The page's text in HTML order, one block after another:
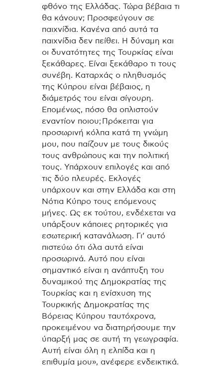
φθόνο της Ελλάδας. Τώρα βέβαια τι
θα κάνουν; Προσφεύγουν σε
παιχνίδια. Κανένα από αυτά τα
παιχνίδια δεν πείθει. Η δύναμη και
οι δυνατότητες της Τουρκίας είναι
ξεκάθαρες. Είναι ξεκάθαρο τι τους
συνέβη. Καταρχάς ο πληθυσμός
της Κύπρου είναι βέβαιος, η
διάμετρός του είναι σίγουρη.
Επομένως, πόσο θα οπλιστούν
εναντίον ποιου; Πρόκειται για
προσωρινή κόλπα κατά τη γνώμη
μου, που παίζουν με τους δικούς
τους ανθρώπους και την πολιτική
τους. Υπάρχουν επιλογές και από
τις δύο πλευρές. Εκλογές
υπάρχουν και στην Ελλάδα και στη
Νότια Κύπρο τους επόμενους
μήνες. Ως εκ τούτου, ενδέχεται να
υπάρξουν κάποιες ρητορικές για
εσωτερική κατανάλωση. Γι’ αυτό
πιστεύω ότι όλα αυτά είναι
προσωρινά. Αυτό που είναι
σημαντικό είναι η ανάπτυξη του
δυναμικού της Δημοκρατίας της
Τουρκίας και η ενίσχυση της
Τουρκικής Δημοκρατίας της
Βόρειας Κύπρου ταυτόχρονα,
προκειμένου να διατηρήσουμε την
ύπαρξή μας σε αυτή τη γεωγραφία.
Αυτή είναι όλη η ελπίδα και η
επιθυμία μου», ανέφερε ενδεικτικά.